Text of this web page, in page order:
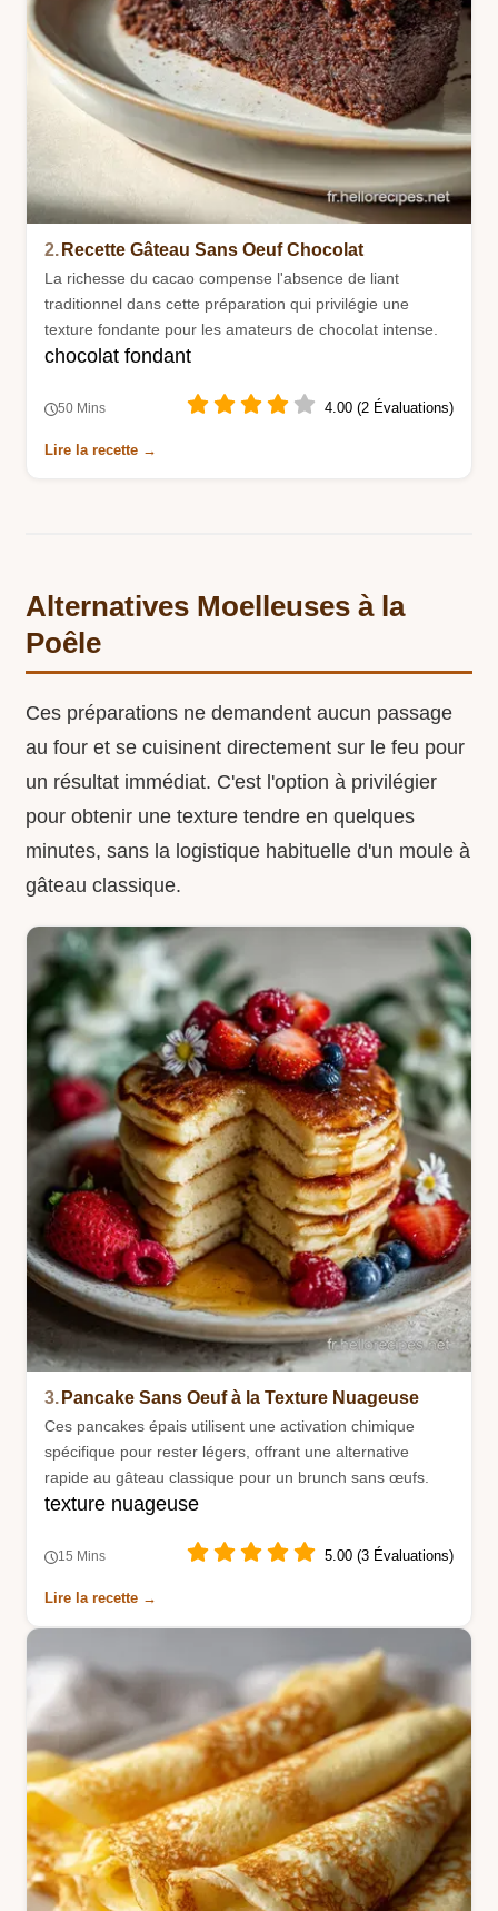
2. Recette Gâteau Sans Oeuf Chocolat
La richesse du cacao compense l'absence de liant
traditionnel dans cette préparation qui privilégie une
texture fondante pour les amateurs de chocolat intense.
chocolat fondant
50 Mins 4.00 (2 Évaluations)
Lire la recette →
Alternatives Moelleuses à la
Poêle
Ces préparations ne demandent aucun passage
au four et se cuisinent directement sur le feu pour
un résultat immédiat. C'est l'option à privilégier
pour obtenir une texture tendre en quelques
minutes, sans la logistique habituelle d'un moule à
gâteau classique.
3. Pancake Sans Oeuf à la Texture Nuageuse
Ces pancakes épais utilisent une activation chimique
spécifique pour rester légers, offrant une alternative
rapide au gâteau classique pour un brunch sans œufs.
texture nuageuse
15 Mins 5.00 (3 Évaluations)
Lire la recette →